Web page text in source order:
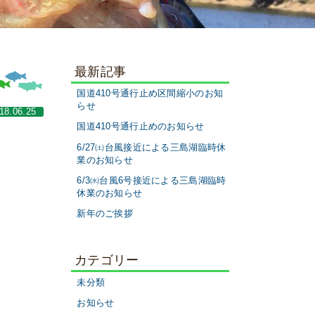
最新記事
国道410号通行止め区間縮小のお知
らせ
国道410号通行止めのお知らせ
6/27㈯台風接近による三島湖臨時休
業のお知らせ
6/3㈬台風6号接近による三島湖臨時
休業のお知らせ
新年のご挨拶
カテゴリー
未分類
お知らせ